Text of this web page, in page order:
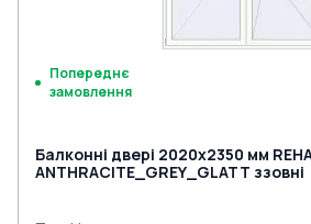
Попереднє
замовлення
Балконні двері 2020x2350 мм
ANTHRACITE_GREY_GLATT ззовні